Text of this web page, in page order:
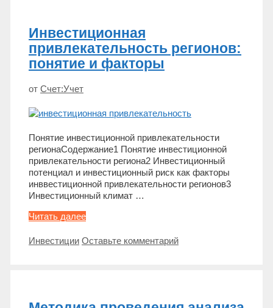
анализа
Инвестиционная
привлекательность регионов:
понятие и факторы
от Счет:Учет
Понятие инвестиционной привлекательности
регионаСодержание1 Понятие инвестиционной
привлекательности региона2 Инвестиционный
потенциал и инвестиционный риск как факторы
инввестиционной привлекательности регионов3
Инвестиционный климат …
Читать далееИнвестиционная
регионов:
Метки
Инвестиции Оставьте комментарий